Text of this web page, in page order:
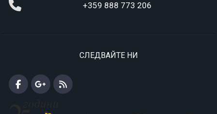
+359 888 773 206
СЛЕДВАЙТЕ НИ